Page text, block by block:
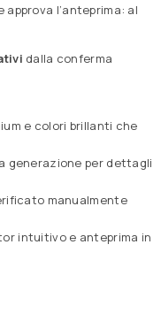
l’anteprima: al
dalla conferma
e colori brillanti che
generazione per dettagli
manualmente
intuitivo e anteprima in